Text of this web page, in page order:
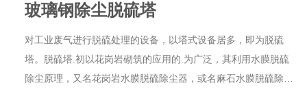
玻璃钢除尘脱硫塔
对工业废气进行脱硫处理的设备，以塔式设备居多，即为脱硫
塔。脱硫塔.初以花岗岩砌筑的应用的.为广泛，其利用水膜脱硫
除尘原理，又名花岗岩水膜脱硫除尘器，或名麻石水膜脱硫除尘